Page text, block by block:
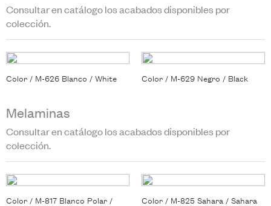
Consultar en catálogo los acabados disponibles por
colección.
Color / M-626 Blanco / White Color / M-629 Negro / Black
Melaminas
Consultar en catálogo los acabados disponibles por
colección.
Color / M-817 Blanco Polar /
Color / M-825 Sahara / Sahara